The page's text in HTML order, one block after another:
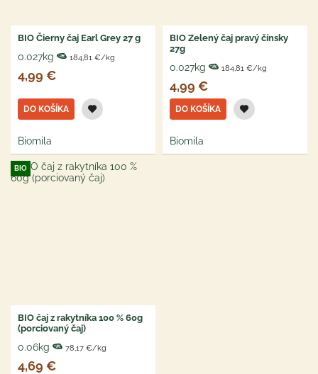
BIO Čierny čaj Earl Grey 27 g
0.027kg 184,81 €/kg
4,99 €
DO KOŠÍKA
Biomila
BIO Zelený čaj pravý čínsky
27g
0.027kg 184,81 €/kg
4,99 €
DO KOŠÍKA
Biomila
BIO
BIO čaj z rakytníka 100 % 60g
(porciovaný čaj)
0.06kg 78,17 €/kg
4,69 €